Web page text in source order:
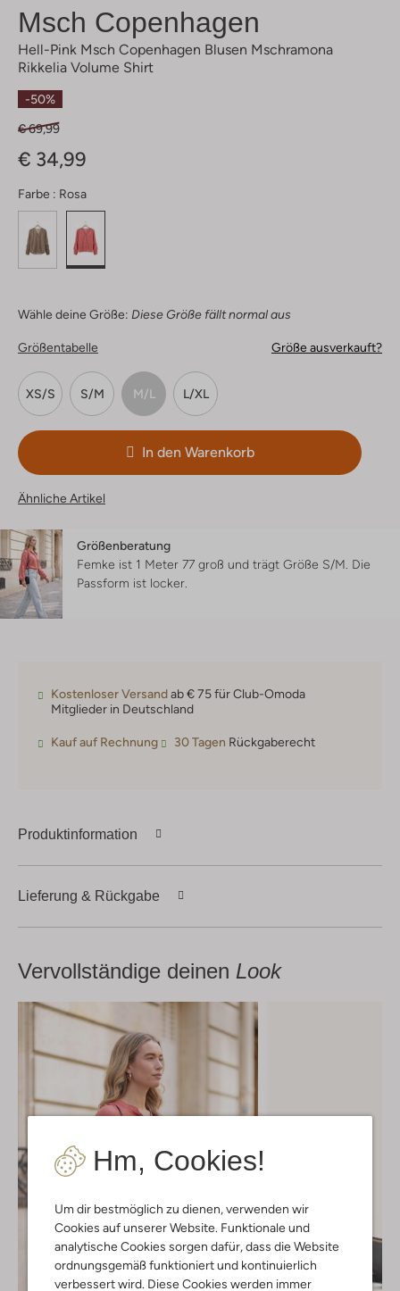
Hm, Cookies!
Um dir bestmöglich zu dienen, verwenden wir
Cookies auf unserer Website. Funktionale und
analytische Cookies sorgen dafür, dass die Website
ordnungsgemäß funktioniert und kontinuierlich
verbessert wird. Diese Cookies werden immer
Msch Copenhagen
Hell-Pink Msch Copenhagen Blusen Mschramona
Rikkelia Volume Shirt
-50%
€ 69,99
€ 34,99
Farbe : Rosa
Wähle deine Größe: Diese Größe fällt normal aus
Größentabelle Größe ausverkauft?
XS/S S/M M/L L/XL
In den Warenkorb
Ähnliche Artikel
Größenberatung
Femke ist 1 Meter 77 groß und trägt Größe S/M. Die
Passform ist locker
Kostenloser Versandab € 75 für Club-Omoda
Mitglieder in Deutschland
Kauf auf Rechnung 30 Tagen Rückgaberecht
Produktinformation
Lieferung & Rückgabe
Vervollständige deinen Look